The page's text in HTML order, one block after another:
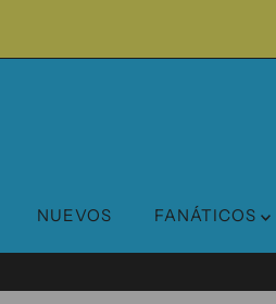
NUEVOS FANÁTICOS